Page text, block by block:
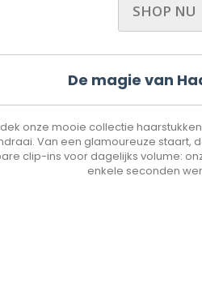
SHOP NU
De magie van
onze mooie collectie
Van een glamoureuze staart,
clip-ins voor dagelijks volume:
enkele seconden